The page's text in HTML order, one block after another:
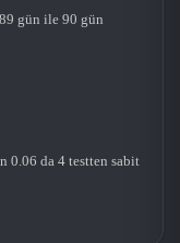
gün ile 90 gün
0.06 da 4 testten sabit